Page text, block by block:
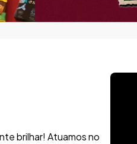
brilhar! Atuamos no